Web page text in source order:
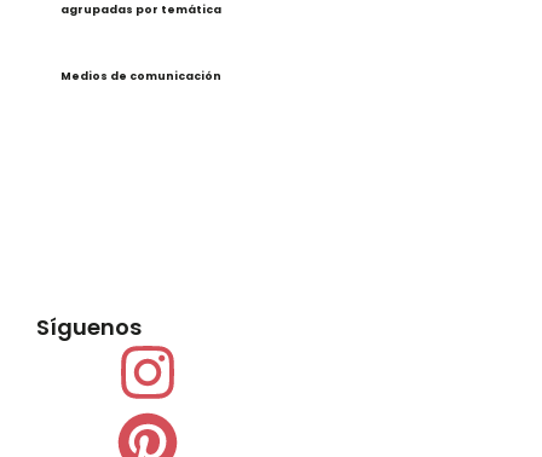
agrupadas por temática
Medios de comunicación
Síguenos